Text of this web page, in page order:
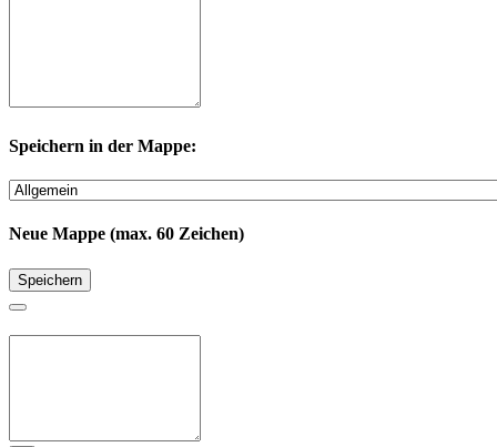
Speichern in der Mappe:
Neue Mappe (max. 60 Zeichen)
Speichern